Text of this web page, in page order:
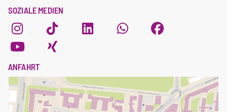
SOZIALE MEDIEN
ANFAHRT